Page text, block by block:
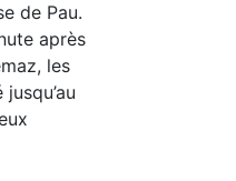
de Pau.
après
les